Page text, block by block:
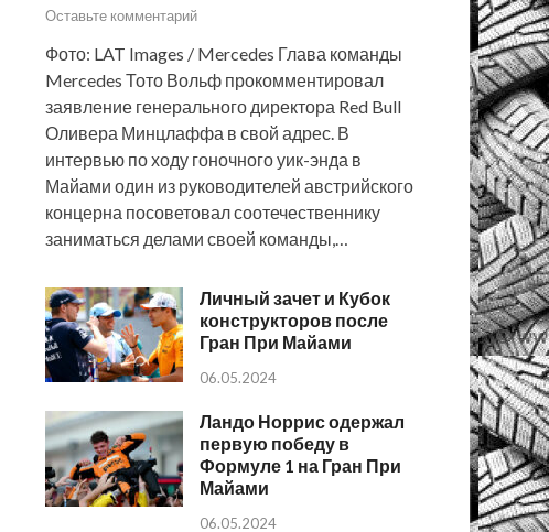
Оставьте комментарий
Фото: LAT Images / Mercedes Глава команды
Mercedes Тото Вольф прокомментировал
заявление генерального директора Red Bull
Оливера Минцлаффа в свой адрес. В
интервью по ходу гоночного уик-энда в
Майами один из руководителей австрийского
концерна посоветовал соотечественнику
заниматься делами своей команды,…
Личный зачет и Кубок
конструкторов после
Гран При Майами
06.05.2024
Ландо Норрис одержал
первую победу в
Формуле 1 на Гран При
Майами
06.05.2024